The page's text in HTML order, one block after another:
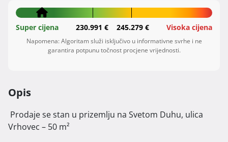
Super cijena 230.991 € 245.279 € Visoka cijena
Napomena: Algoritam služi isključivo u informativne svrhe i ne
garantira potpunu točnost procjene vrijednosti.
Opis
Vrhovec – 50 m²